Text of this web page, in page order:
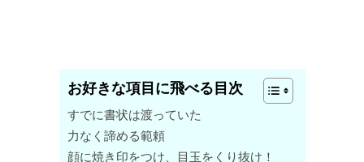
お好きな項目に飛べる目次
すでに書状は渡っていた
力なく諦める範頼
顔に焼き印をつけ、目玉をくり抜け！